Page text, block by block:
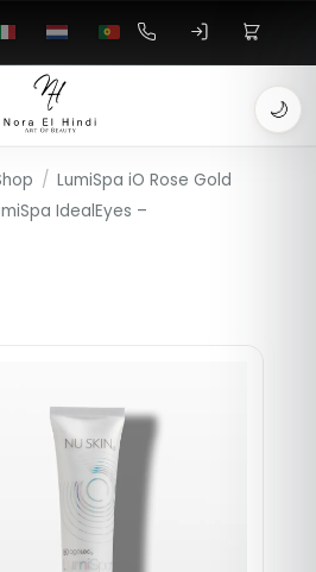
/ LumiSpa iO Rose Gold
IdealEyes –
🌙